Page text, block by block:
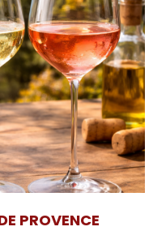
PROVENCE